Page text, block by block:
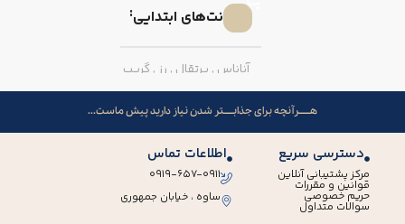
نت‌های ابتدایی
آناناس , پرتقال , رز , گریپ
فروت
فلفل صورتی,میوه گل
ساعت
هــــــرآنچه برای جذابـــــتر شدن نیاز دارید پیش ماست...
دسترسی سریع
مرکز پشتیبانی آنلاین
قوانین و مقررات
حریم خصوصی
سوالات متداول
اطلاعات تماس
۰۹۱۹-۶۵۷-۰۹۱۱
ساوه ، خیابان جمهوری